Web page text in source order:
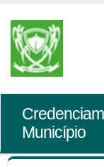
Município